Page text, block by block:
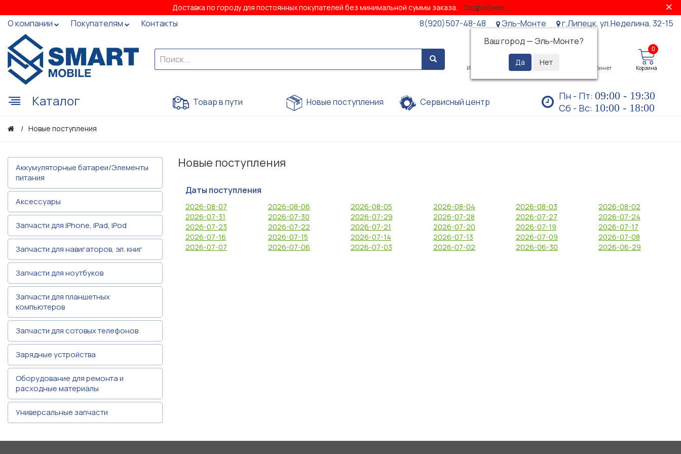
Доставка по городу для постоянных покупателей без минимальной суммы заказа. Подробнее...
О компании Покупателям Контакты 8(920)507-48-48
Эль-Монте
Ваш город — Эль-Монте?
г.Липецк, ул.Неделина, 32-15
Избранное Просмотренные Личный кабинет
0
Корзина
Каталог Товар в пути Новые поступления Сервисный центр Пн - Пт: 09:00 - 19:30
Сб - Вс: 10:00 - 18:00
Новые поступления
Аккумуляторные батареи/Элементы
питания
Аксессуары
Запчасти для iPhone, iPad, iPod
Запчасти для навигаторов, эл. книг
Запчасти для ноутбуков
Запчасти для планшетных
компьютеров
Запчасти для сотовых телефонов
Зарядные устройства
Оборудование для ремонта и
расходные материалы
Универсальные запчасти
Новые поступления
Даты поступления
2026-08-07 2026-08-06 2026-08-05 2026-08-04 2026-08-03
2026-08-02
2026-07-31
2026-07-30 2026-07-29 2026-07-28 2026-07-27
2026-07-24
2026-07-23
2026-07-22 2026-07-21 2026-07-20 2026-07-19
2026-07-17
2026-07-16
2026-07-15 2026-07-14 2026-07-13 2026-07-09
2026-07-08
2026-07-07
2026-07-06 2026-07-03 2026-07-02 2026-06-30 2026-06-29